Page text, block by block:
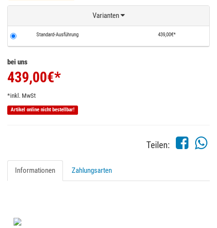
Varianten
Standard-Ausführung 439,00€*
bei uns
439,00€*
*inkl. MwSt
Artikel online nicht bestellbar!
Teilen:
Informationen Zahlungsarten